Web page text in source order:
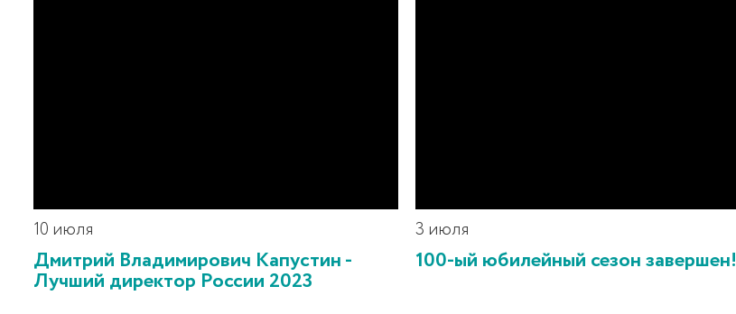
10 июля
Дмитрий Владимирович Капустин -
Лучший директор России 2023
3 июля
100-ый юбилейный сезон завершен!